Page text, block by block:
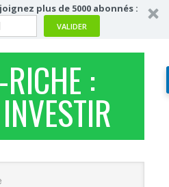
plus de 5000 abonnés :
VALIDER
: